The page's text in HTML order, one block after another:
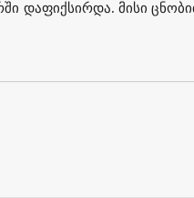
დაფიქსირდა. მისი